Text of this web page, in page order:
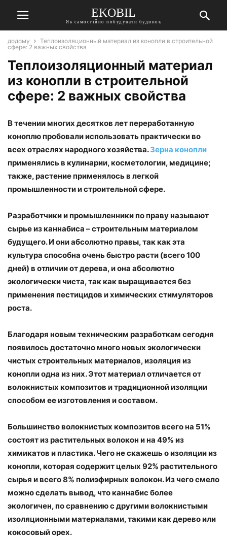
EKOBIL
Як самостійно побудувати будинок
додому
Теплоизоляционный материал из конопли в строительной
сфере: 2 важных свойства
Теплоизоляционный материал
из конопли в строительной
сфере: 2 важных свойства
В течении многих десятков лет переработанную
коноплю пробовали использовать практически во
всех отраслях народного хозяйства.Зерна конопли
применялись в кулинарии, косметологии, медицине;
также, растение применялось в легкой
промышленности и строительной сфере.
Разработчики и промышленники по праву называют
сырье из каннабиса – строительным материалом
будущего. И они абсолютно правы, так как эта
культура способна очень быстро расти (всего 100
дней) в отличии от дерева, и она абсолютно
экологически чиста, так как выращивается без
применения пестицидов и химических стимуляторов
роста.
Благодаря новым техническим разработкам сегодня
появилось достаточно много новых экологически
чистых строительных материалов, изоляция из
конопли одна из них. Этот материал отличается от
волокнистых композитов и традиционной изоляции
способом ее изготовления и составом.
Большинство волокнистых композитов всего на 51%
состоят из растительных волокон и на 49% из
химикатов и пластика. Чего не скажешь о изоляции из
конопли, которая содержит целых 92% растительного
сырья и всего 8% полиэфирных волокон. Из чего смело
можно сделать вывод, что каннабис более
экологичен, по сравнению с другими волокнистыми
изоляционными материалами, такими как дерево или
кокосовый орех.